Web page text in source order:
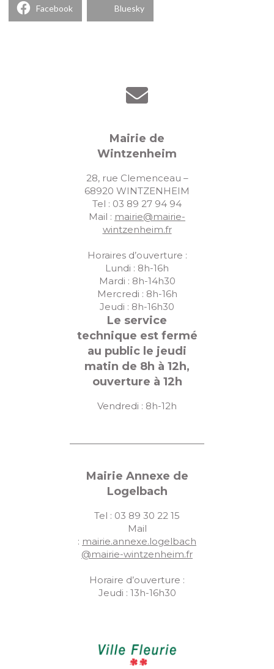
Facebook Bluesky
Mairie de
Wintzenheim
28, rue Clemenceau –
68920 WINTZENHEIM
Tel : 03 89 27 94 94
Mail : mairie@mairie-
wintzenheim.fr
Horaires d’ouverture :
Lundi : 8h-16h
Mardi : 8h-14h30
Mercredi : 8h-16h
Jeudi : 8h-16h30
Le service
technique est fermé
au public le jeudi
matin de 8h à 12h,
ouverture à 12h
Vendredi : 8h-12h
Mairie Annexe de
Logelbach
Tel : 03 89 30 22 15
Mail
: mairie.annexe.logelbach
@mairie-wintzenheim.fr
Horaire d’ouverture :
Jeudi : 13h-16h30